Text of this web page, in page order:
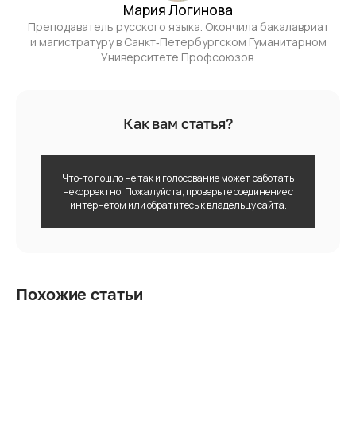
Мария Логинова
Преподаватель русского языка. Окончила бакалавриат
и магистратуру в Санкт‑Петербургском Гуманитарном
Университете Профсоюзов.
Как вам статья?
Что-то пошло не так и голосование может работать
некорректно. Пожалуйста, проверьте соединение с
интернетом или обратитесь к владельцу сайта.
Похожие статьи